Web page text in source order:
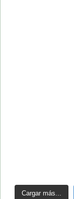
Cargar más...